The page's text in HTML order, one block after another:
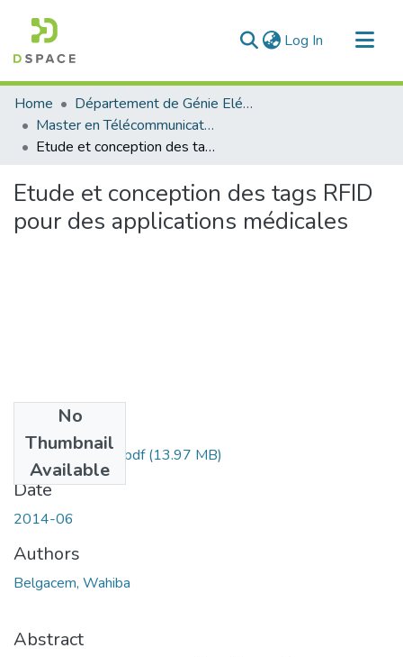
Log In (current)
Communities & Collections
All of DSpace
Statistics
Home
Département de Génie Eléctrique et Electronique
Master en Télécommunication
Etude et conception des tags RFID pour des applications médicales
Etude et conception des tags RFID
pour des applications médicales
No
Thumbnail
Available
MS.Tel.Belgacem.pdf(13.97 MB)
Date
2014-06
Authors
Belgacem, Wahiba
Abstract